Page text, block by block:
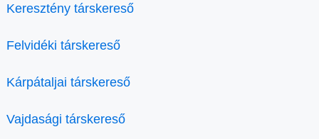
Keresztény társkereső
Felvidéki társkereső
Kárpátaljai társkereső
Vajdasági társkereső